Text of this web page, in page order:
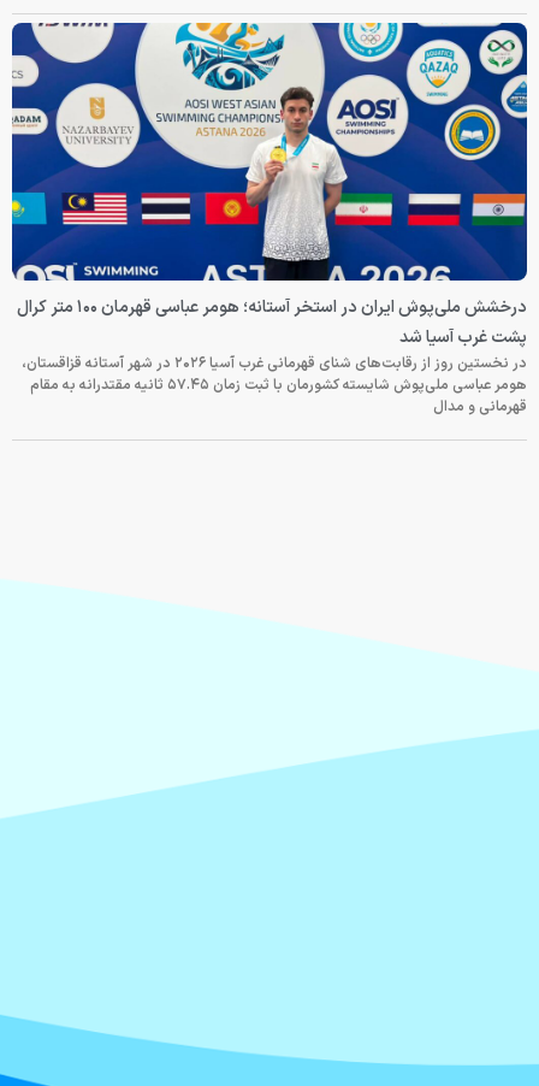
درخشش ملی‌پوش ایران در استخر آستانه؛ هومر عباسی قهرمان ۱۰۰ متر کرال
پشت غرب آسیا شد
در نخستین روز از رقابت‌های شنای قهرمانی غرب آسیا ۲۰۲۶ در شهر آستانه قزاقستان،
هومر عباسی ملی‌پوش شایسته کشورمان با ثبت زمان ۵۷.۴۵ ثانیه مقتدرانه به مقام
قهرمانی و مدال